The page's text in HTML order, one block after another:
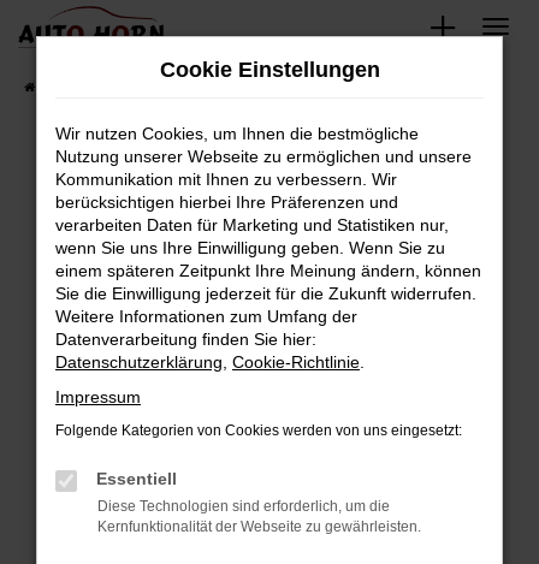
Zum
springen
Fahrzeugbestand
Fehler: Network Error
Beim Laden ist ein Fehler aufgetreten.
Hier sind ein paar Tipps, die dir helfen können:
Überprüfe deine Firewall und deine
Internetverbindung.
Laden andere Webseiten, zum Beispiel deine
Suchmaschine?
Prüfe deine Browsererweiterungen.
können das Laden bestimmter Seiten
verhindern. Funktioniert die Seite in einem
anderen Browser oder in einem privaten
Cookie Einstellungen
Wir nutzen Cookies, um Ihnen die bestmögliche
Nutzung unserer Webseite zu ermöglichen und unsere
Kommunikation mit Ihnen zu verbessern. Wir
berücksichtigen hierbei Ihre Präferenzen und
verarbeiten Daten für Marketing und Statistiken nur,
wenn Sie uns Ihre Einwilligung geben. Wenn Sie zu
einem späteren Zeitpunkt Ihre Meinung ändern, können
Sie die Einwilligung jederzeit für die Zukunft widerrufen.
Weitere Informationen zum Umfang der
Datenverarbeitung finden Sie hier:
Datenschutzerklärung Cookie-Richtlinie
Impressum
Folgende Kategorien von Cookies werden von uns eingesetzt:
Essentiell
Diese Technologien sind erforderlich, um die
Kernfunktionalität der Webseite zu gewährleisten.